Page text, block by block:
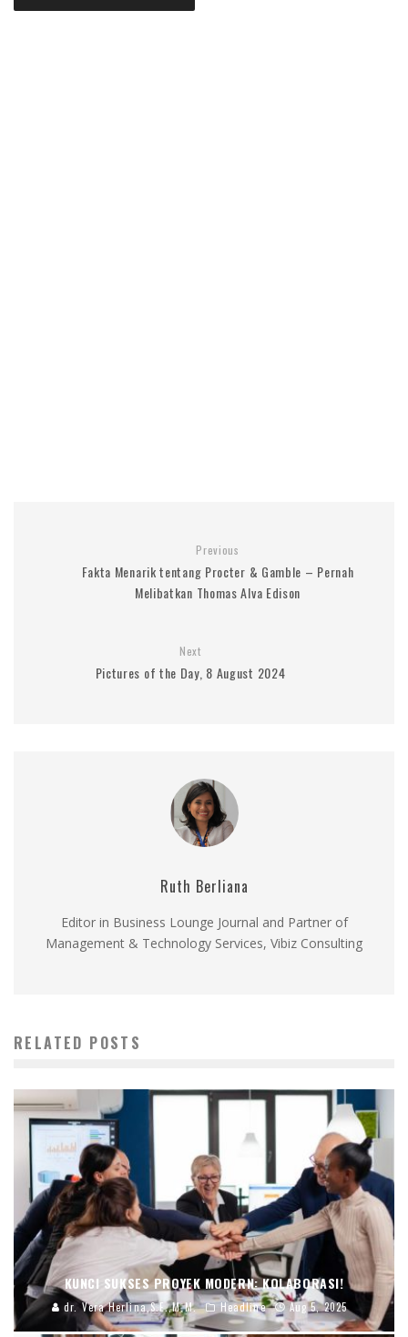
Previous
Fakta Menarik tentang Procter & Gamble – Pernah
Melibatkan Thomas Alva Edison
Next
Pictures of the Day, 8 August 2024
Ruth Berliana
Editor in Business Lounge Journal and Partner of
Management & Technology Services, Vibiz Consulting
RELATED POSTS
KUNCI SUKSES PROYEK MODERN: KOLABORASI!
dr. Vera Herlina,S.E.,M.M. Headline Aug 5, 2025